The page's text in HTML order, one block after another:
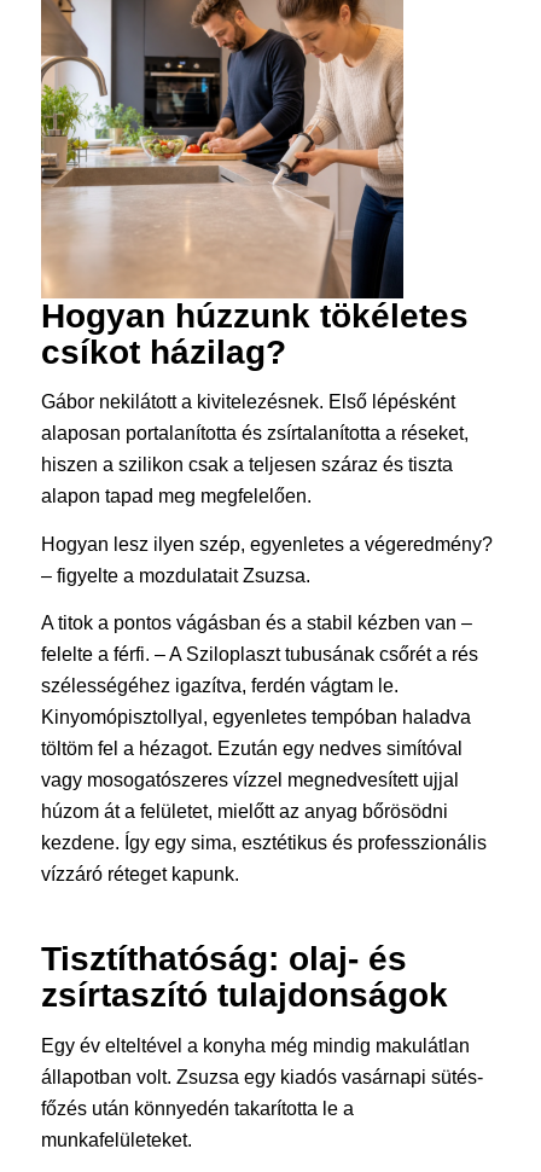
Hogyan húzzunk tökéletes
csíkot házilag?
Gábor nekilátott a kivitelezésnek. Első lépésként
alaposan portalanította és zsírtalanította a réseket,
hiszen a szilikon csak a teljesen száraz és tiszta
alapon tapad meg megfelelően.
Hogyan lesz ilyen szép, egyenletes a végeredmény?
– figyelte a mozdulatait Zsuzsa.
A titok a pontos vágásban és a stabil kézben van –
felelte a férfi. – A Sziloplaszt tubusának csőrét a rés
szélességéhez igazítva, ferdén vágtam le.
Kinyomópisztollyal, egyenletes tempóban haladva
töltöm fel a hézagot. Ezután egy nedves simítóval
vagy mosogatószeres vízzel megnedvesített ujjal
húzom át a felületet, mielőtt az anyag bőrösödni
kezdene. Így egy sima, esztétikus és professzionális
vízzáró réteget kapunk.
Tisztíthatóság: olaj- és
zsírtaszító tulajdonságok
Egy év elteltével a konyha még mindig makulátlan
állapotban volt. Zsuzsa egy kiadós vasárnapi sütés-
főzés után könnyedén takarította le a
munkafelületeket.